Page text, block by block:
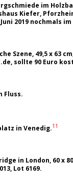
im
Kiefer,
2019 nochmals
Szene, 49,5 x 63
sollte 90 Euro
Fluss.
in Venedig.11
in London, 60 x
Lot 6169.